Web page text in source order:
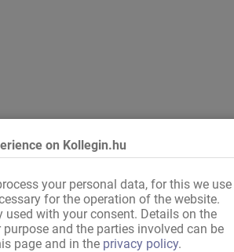
on Kollegin.hu
your personal data, for this we use
for the operation of the website.
used with your consent. Details on the
and the parties involved can be
page and in the privacy policy.